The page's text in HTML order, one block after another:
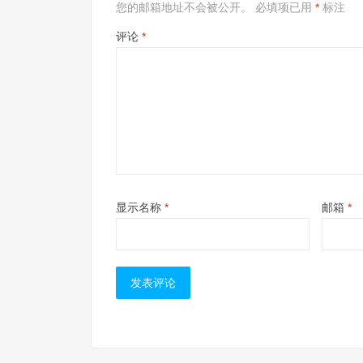
您的邮箱地址不会被公开。 必填项已用 * 标注
评论 *
显示名称 * 邮箱 *